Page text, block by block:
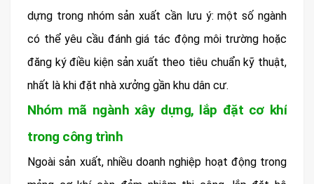
dựng trong nhóm sản xuất cần lưu ý: một số ngành
có thể yêu cầu đánh giá tác động môi trường hoặc
đăng ký điều kiện sản xuất theo tiêu chuẩn kỹ thuật,
nhất là khi đặt nhà xưởng gần khu dân cư.
Nhóm mã ngành xây dựng, lắp đặt cơ khí
trong công trình
Ngoài sản xuất, nhiều doanh nghiệp hoạt động trong